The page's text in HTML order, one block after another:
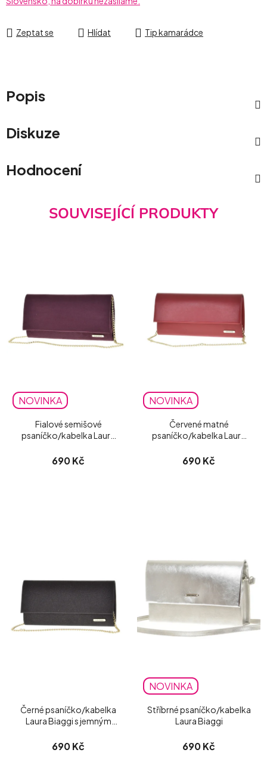
Zeptat se Hlídat Tip kamarádce
Popis
Diskuze
Hodnocení
SOUVISEJÍCÍ PRODUKTY
NOVINKA
Fialové semišové
psaníčko/kabelka Laura
690 Kč
NOVINKA
Červené matné
psaníčko/kabelka Laura
690 Kč
Černé psaníčko/kabelka
Laura Biaggi s jemným
690 Kč
NOVINKA
Stříbrné psaníčko/kabelka
Laura Biaggi
690 Kč